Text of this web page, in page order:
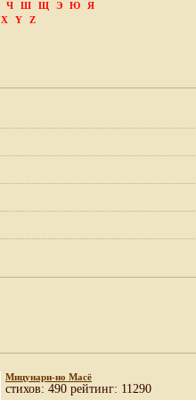
Ч Ш Щ Э Ю
Я
X Y
Z
Мицунари-но Масё
cтихов: 490 рейтинг: 11290